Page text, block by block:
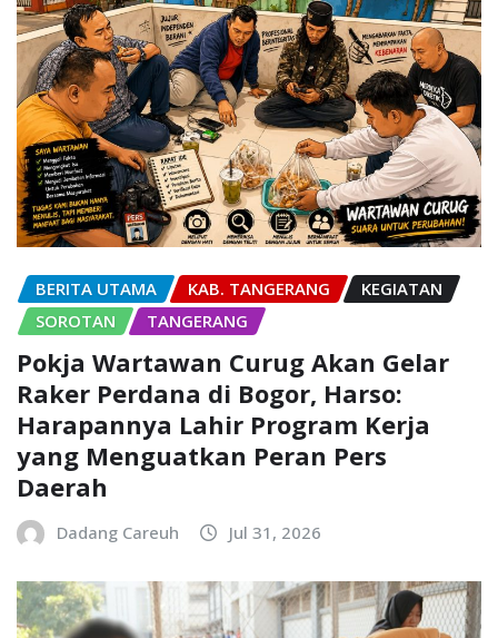
BERITA UTAMA KAB. TANGERANG
KEGIATAN
SOROTAN
TANGERANG
Pokja Wartawan Curug Akan Gelar
Raker Perdana di Bogor, Harso:
Harapannya Lahir Program Kerja
yang Menguatkan Peran Pers
Daerah
Dadang Careuh Jul 31, 2026